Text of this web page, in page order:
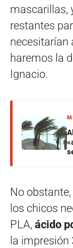
mascarillas,
restantes
necesitarían
haremos la
Ignacio.
No
los chicos
PLA, ácido
la impresión